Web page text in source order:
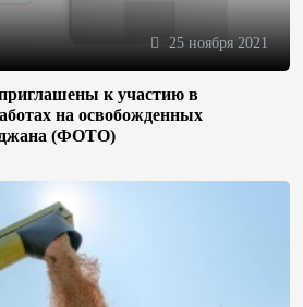
25 ноября 2021
к участию в
на освобожденных
(ФОТО)